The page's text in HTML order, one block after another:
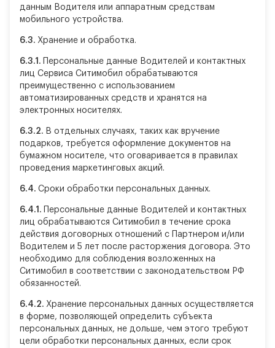
данным Водителя или аппаратным средствам
мобильного устройства.
6.3. Хранение и обработка.
6.3.1.
Персональные данные Водителей и контактных
лиц Сервиса Ситимобил обрабатываются
преимущественно с использованием
автоматизированных средств и хранятся на
электронных носителях.
6.3.2. В отдельных случаях, таких как вручение
подарков, требуется оформление документов на
бумажном носителе, что оговаривается в правилах
проведения маркетинговых акций.
6.4. Сроки обработки персональных данных.
6.4.1.
Персональные данные Водителей и контактных
лиц обрабатываются Ситимобил в течение срока
действия договорных отношений с Партнером и/или
Водителем и 5 лет после расторжения договора. Это
необходимо для соблюдения возложенных на
Ситимобил в соответствии с законодательством РФ
обязанностей.
6.4.2. Хранение персональных данных осуществляется
в форме, позволяющей определить субъекта
персональных данных, не дольше, чем этого требуют
цели обработки персональных данных, если срок